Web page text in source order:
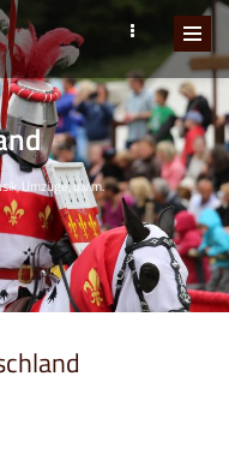
Umzüge, u.v.m.